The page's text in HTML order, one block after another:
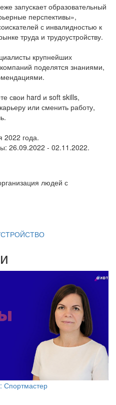
запускает образовательный
перспективы»,
с инвалидностью к
труда и трудоустройству.
крупнейших
поделятся знаниями,
свои hard и soft skills,
или сменить работу,
2022 года.
26.09.2022 - 02.11.2022.
людей с